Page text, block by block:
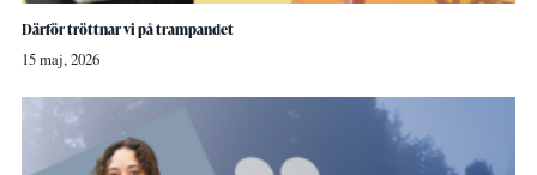
Därför tröttnar vi på trampandet
15 maj, 2026